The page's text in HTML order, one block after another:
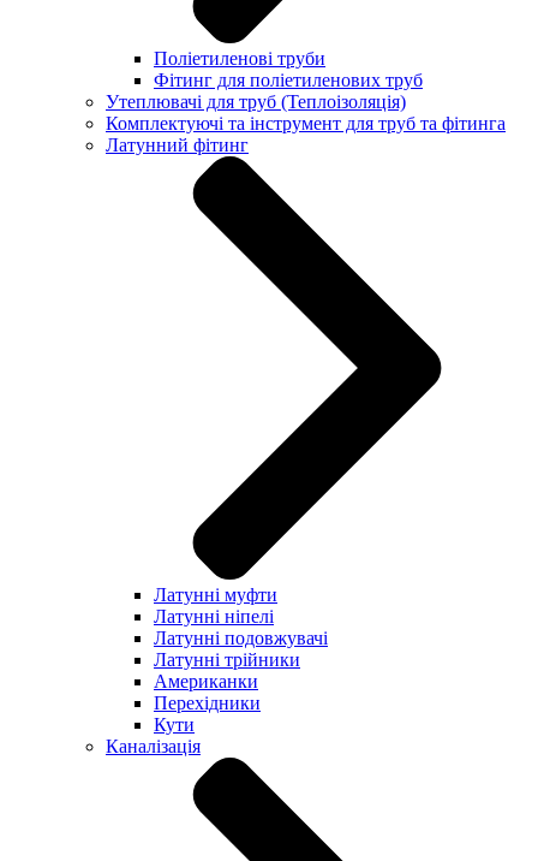
Поліетиленові труби
Фітинг для поліетиленових труб
Утеплювачі для труб (Теплоізоляція)
Комплектуючі та інструмент для труб та фітинга
Латунний фітинг
Латунні муфти
Латунні ніпелі
Латунні подовжувачі
Латунні трійники
Американки
Перехідники
Кути
Каналізація